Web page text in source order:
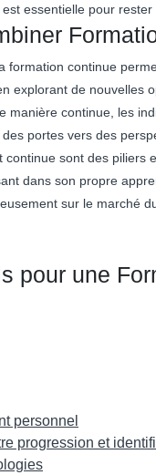
essentielle pour rester
formation continue
explorant de nouvelles
manière continue, les
portes vers des
sont des piliers
dans son propre
sur le marché
pour une
personnel
progression et